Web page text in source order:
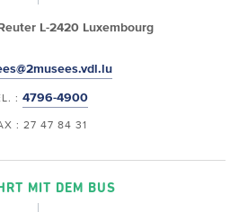
L-2420 Luxembourg
: 4796-4900
: 27 47 84 31
MIT DEM BUS